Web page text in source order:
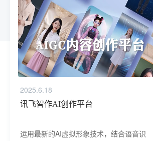
2025.6.18
讯飞智作AI创作平台
运用最新的AI虚拟形象技术，结合语音识